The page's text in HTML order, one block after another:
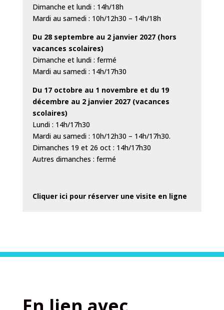
Dimanche et lundi : 14h/18h
Mardi au samedi : 10h/12h30 – 14h/18h
Du 28 septembre au 2 janvier 2027 (hors
vacances scolaires)
Dimanche et lundi : fermé
Mardi au samedi : 14h/17h30
Du 17 octobre au 1 novembre et du 19
décembre au 2 janvier 2027 (vacances
scolaires)
Lundi : 14h/17h30
Mardi au samedi : 10h/12h30 – 14h/17h30.
Dimanches 19 et 26 oct : 14h/17h30
Autres dimanches : fermé
Cliquer ici pour réserver une visite en ligne